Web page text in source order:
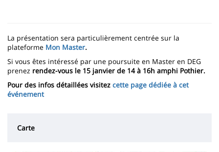
La présentation sera particulièrement centrée sur la
plateforme Mon Master.
Si vous êtes intéressé par une poursuite en Master en DEG
prenez rendez-vous le 15 janvier de 14 à 16h amphi Pothier.
Pour des infos détaillées visitez cette page dédiée à cet
événement
Carte